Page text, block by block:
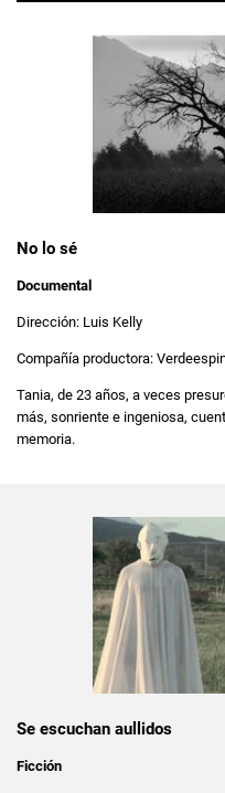
No lo sé
Documental
Dirección: Luis Kelly
Compañía productora:
Tania, de 23 años, a veces
más, sonriente e ingeniosa,
memoria.
Se escuchan aullidos
Ficción